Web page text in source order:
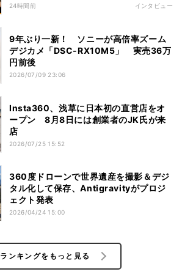
24時間前 インタビュー
9年ぶり一新！ ソニーが高倍率ズーム
デジカメ「DSC-RX10M5」 実売36万
円前後
2026/07/09 23:06
Insta360、浅草に日本初の直営店をオ
ープン 8月8日には創業者のJK氏が来
店
2026/07/25 15:52
360度ドローンで世界遺産を撮影＆デジ
タル化して保存、Antigravityがプロジ
ェクト発表
2026/04/24 15:00
ランキングをもっと見る